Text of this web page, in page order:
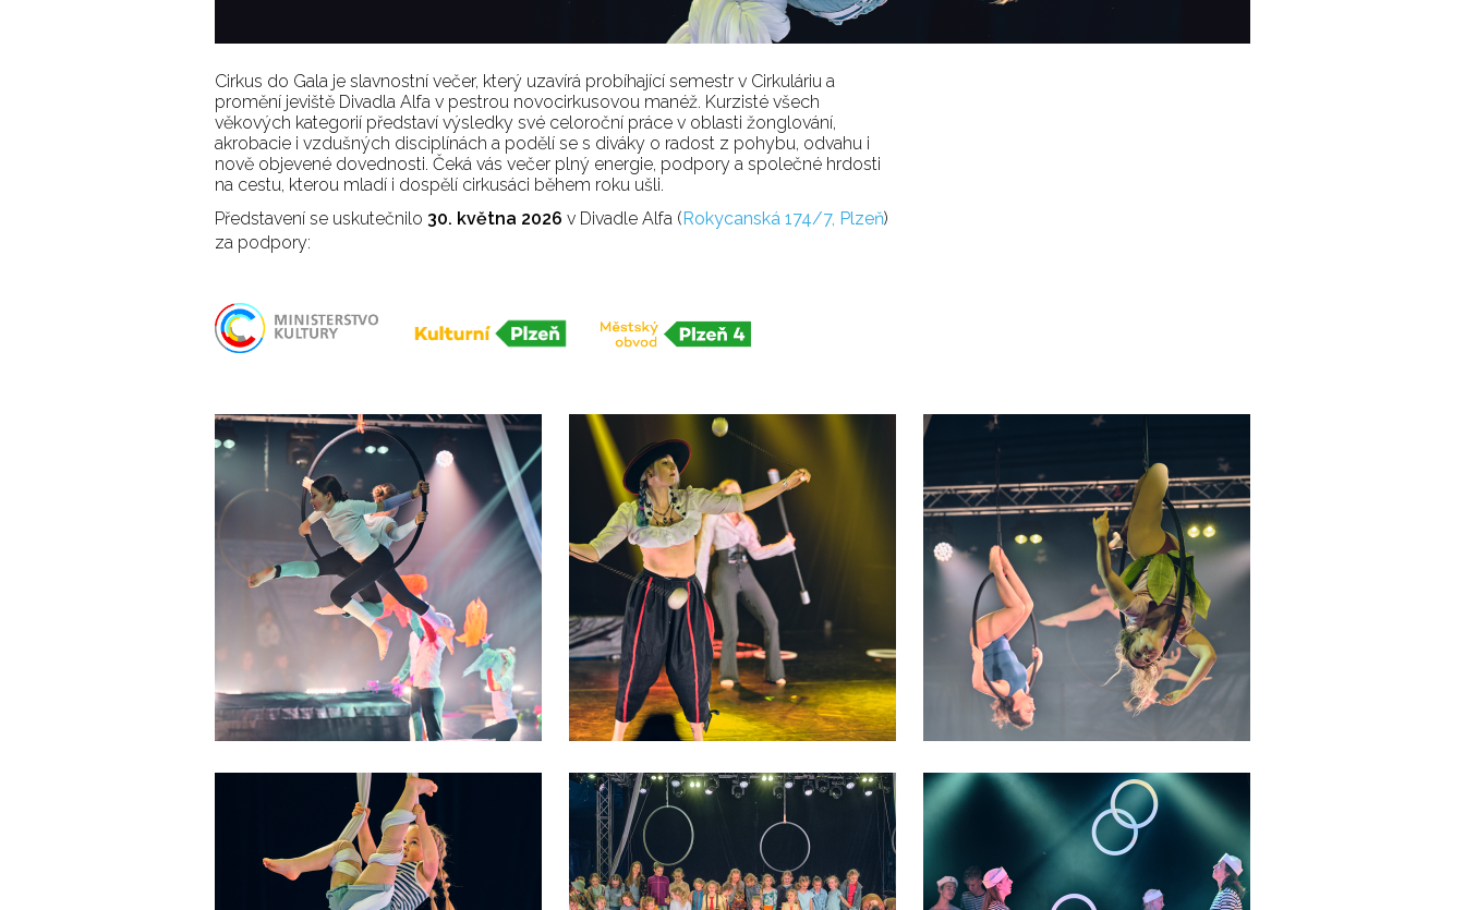
Cirkus do Gala je slavnostní večer, který uzavírá probíhající semestr v Cirkuláriu a
promění jeviště Divadla Alfa v pestrou novocirkusovou manéž. Kurzisté všech
věkových kategorií představí výsledky své celoroční práce v oblasti žonglování,
akrobacie i vzdušných disciplínách a podělí se s diváky o radost z pohybu, odvahu i
nově objevené dovednosti. Čeká vás večer plný energie, podpory a společné hrdosti
na cestu, kterou mladí i dospělí cirkusáci během roku ušli.
Představení se uskutečnilo 30. května 2026 v Divadle Alfa (Rokycanská 174/7, Plzeň)
za podpory: